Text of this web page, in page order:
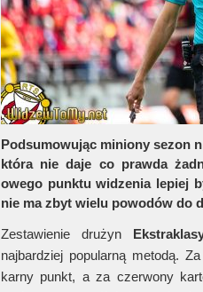
Podsumowując miniony sezon
która nie daje co prawda
owego punktu widzenia lepiej
nie ma zbyt wielu powodów do
Zestawienie drużyn
najbardziej popularną metodą.
karny punkt, a za czerwony